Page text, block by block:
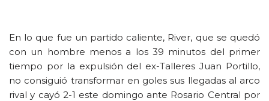
En lo que fue un partido caliente, River, que se quedó
con un hombre menos a los 39 minutos del primer
tiempo por la expulsión del ex-Talleres Juan Portillo,
no consiguió transformar en goles sus llegadas al arco
rival y cayó 2-1 este domingo ante Rosario Central por